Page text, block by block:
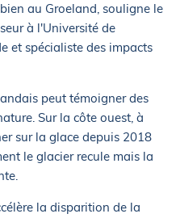
au Groeland, souligne le
à l'Université de
et spécialiste des impacts
peut témoigner des
Sur la côte ouest, à
sur la glace depuis 2018
le glacier recule mais la
la disparition de la